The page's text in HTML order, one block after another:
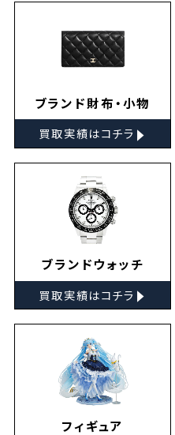
ブランド財布・小物
買取実績はコチラ ▸
ブランドウォッチ
買取実績はコチラ ▸
フィギュア